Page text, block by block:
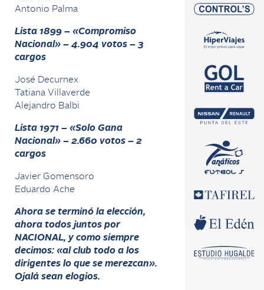
Antonio Palma
Lista 1899 – «Compromiso
Nacional» – 4.904 votos – 3
cargos
José Decurnex
Tatiana Villaverde
Alejandro Balbi
Lista 1971 – «Solo Gana
Nacional» – 2.660 votos – 2
cargos
Javier Gomensoro
Eduardo Ache
Ahora se terminó la elección,
ahora todos juntos por
NACIONAL, y como siempre
decimos: «al club todo a los
dirigentes lo que se merezcan».
Ojalá sean elogios.